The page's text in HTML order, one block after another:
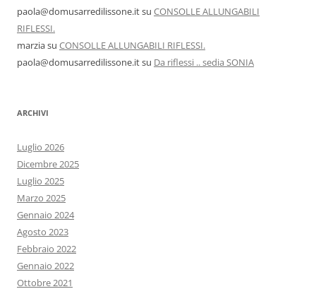
paola@domusarredilissone.itsu CONSOLLE ALLUNGABILI
RIFLESSI.
marziasu CONSOLLE ALLUNGABILI RIFLESSI.
paola@domusarredilissone.itsu Da riflessi .. sedia SONIA
ARCHIVI
Luglio 2026
Dicembre 2025
Luglio 2025
Marzo 2025
Gennaio 2024
Agosto 2023
Febbraio 2022
Gennaio 2022
Ottobre 2021